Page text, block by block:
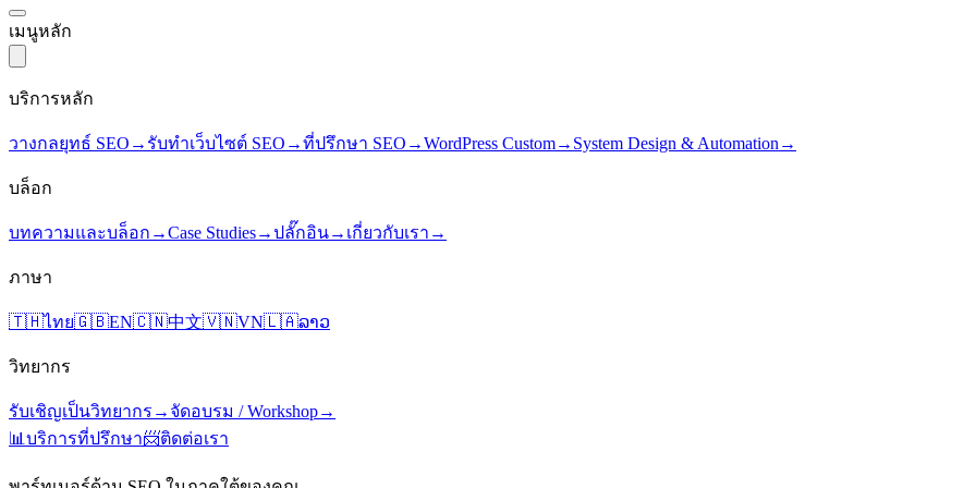
เมนูหลัก
บริการหลัก
วางกลยุทธ์ SEO → รับทำเว็บไซต์ SEO →ที่ปรึกษา SEO →WordPress Custom→ System Design & Automation →
บล็อก
บทความและบล็อก →Case Studies→ปลั๊กอิน→ เกี่ยวกับเรา →
ภาษา
🇹🇭ไทย🇬🇧EN🇨🇳中文🇻🇳VN🇱🇦ລາວ
วิทยากร
รับเชิญเป็นวิทยากร → จัดอบรม / Workshop→
📊 บริการที่ปรึกษา📨ติดต่อเรา